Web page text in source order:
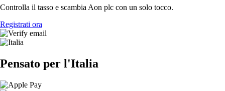
Controlla il tasso e scambia Aon plc con un solo tocco.
Registrati ora
Pensato per l'Italia